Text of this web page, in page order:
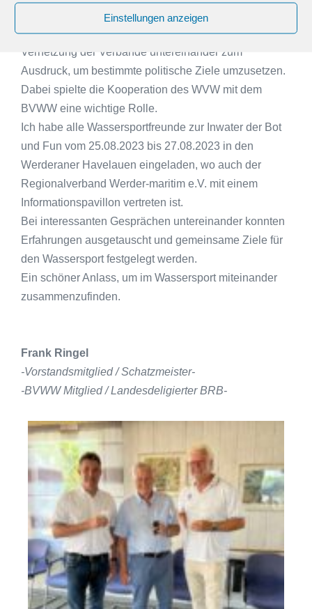
Einstellungen anzeigen
gemeinsame Ziele gibt.
Als Vertreter des WVW brachte ich die enge
Vernetzung der Verbände untereinander zum
Ausdruck, um bestimmte politische Ziele umzusetzen.
Dabei spielte die Kooperation des WVW mit dem
BVWW eine wichtige Rolle.
Ich habe alle Wassersportfreunde zur Inwater der Bot
und Fun vom 25.08.2023 bis 27.08.2023 in den
Werderaner Havelauen eingeladen, wo auch der
Regionalverband Werder-maritim e.V. mit einem
Informationspavillon vertreten ist.
Bei interessanten Gesprächen untereinander konnten
Erfahrungen ausgetauscht und gemeinsame Ziele für
den Wassersport festgelegt werden.
Ein schöner Anlass, um im Wassersport miteinander
zusammenzufinden.
Frank Ringel
-Vorstandsmitglied /Schatzmeister-
-BVWW Mitglied / Landesdeligierter BRB-